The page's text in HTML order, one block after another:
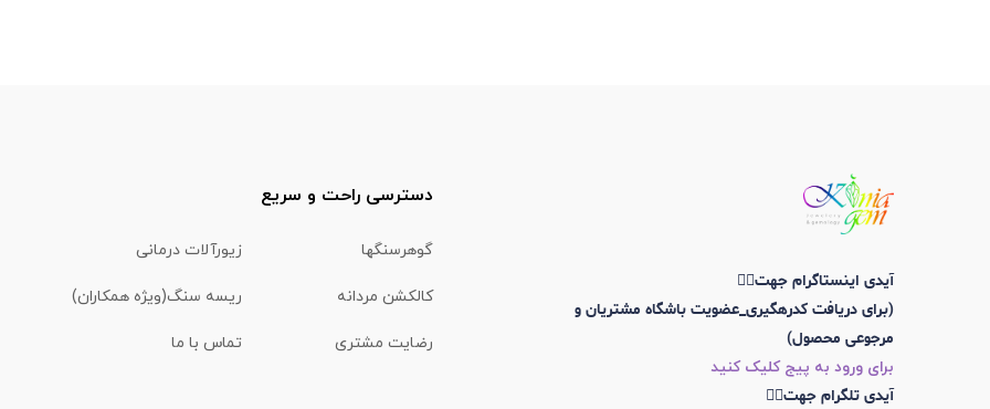
آیدی اینستاگرام جهت👇🏼
(برای دریافت کدرهگیری_عضویت باشگاه مشتریان و
مرجوعی محصول)
برای ورود به پیج کلیک کنید
آیدی تلگرام جهت👇🏼
دسترسی راحت و سریع
گوهرسنگها زیورآلات درمانی
کالکشن مردانه ریسه سنگ(ویژه همکاران)
رضایت مشتری تماس با ما